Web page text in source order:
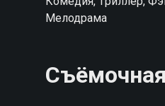
Мелодрама